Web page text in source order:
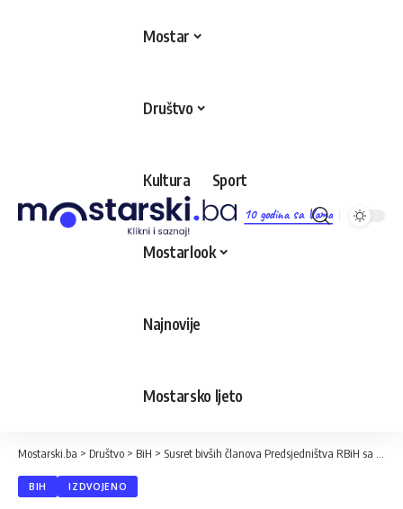
10 godina sa Vama
Mostar
Društvo
Kultura Sport
Mostarlook
Najnovije
Mostarsko ljeto
Mostarski.ba > Društvo > BiH > Susret bivših članova Predsjedništva RBiH sa delegacijom organizacija civilnog društva
BIH IZDVOJENO